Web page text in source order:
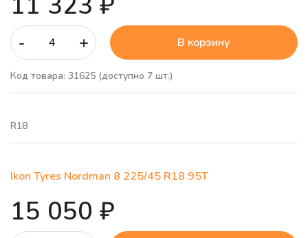
- + В корзину
Код товара: 31625 (доступно 7 шт.)
R18
Ikon Tyres Nordman 8 225/45 R18 95T
15 050 ₽